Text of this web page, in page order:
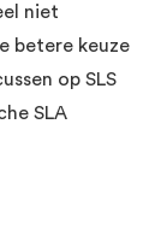
niet
betere keuze
op SLS
SLA